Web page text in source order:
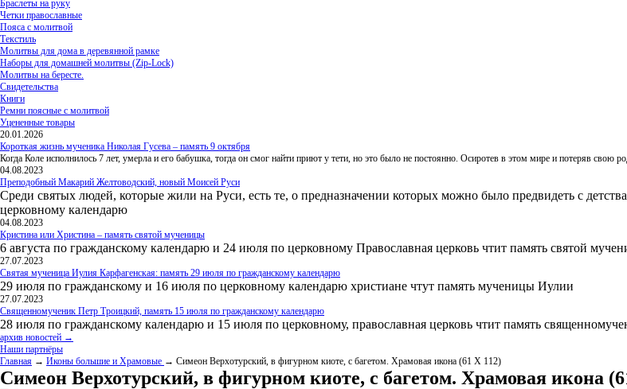
Браслеты на руку
Четки православные
Пояса с молитвой
Текстиль
Молитвы для дома в деревянной рамке
Наборы для домашней молитвы (Zip-Lock)
Молитвы на бересте.
Свидетельства
Книги
Ремни поясные с молитвой
Уцененные товары
20.01.2026
Короткая жизнь мученика Николая Гусева – память 9 октября
Когда Коле исполнилось 7 лет, умерла и его бабушка, тогда он смог найти приют у тети, но это было не постоянно. Осиротев в этом мире и потеряв свою
04.08.2023
Преподобный Макарий Желтоводский, новый Моисей Руси
Среди святых людей, которые жили на Руси, есть те, о предназначении которых можно было предвидеть с
церковному календарю
04.08.2023
Кристина или Христина – память святой мученицы
6 августа по гражданскому календарю и 24 июля по церковному Православная церковь чтит память святой
27.07.2023
Святая мученица Иулия Карфагенская: память 29 июля по гражданскому календарю
29 июля по гражданскому и 16 июля по церковному календарю христиане чтут память мученицы Иулии
27.07.2023
Священномученик Петр Троицкий, память 15 июля по гражданскому календарю
28 июля по гражданскому календарю и 15 июля по церковному, православная церковь чтит память
архив новостей →
Наши партнёры
Главная → Иконы большие и Храмовые → Симеон Верхотурский, в фигурном киоте, с багетом. Храмовая икона (61 Х 112)
Симеон Верхотурский, в фигурном киоте, с багетом. Храмовая икона